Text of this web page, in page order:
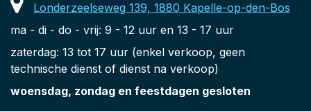
Londerzeelseweg 139, 1880 Kapelle-op-den-Bos
ma - di - do - vrij: 9 - 12 uur en 13 - 17 uur
zaterdag: 13 tot 17 uur (enkel verkoop, geen
technische dienst of dienst na verkoop)
woensdag, zondag en feestdagen gesloten